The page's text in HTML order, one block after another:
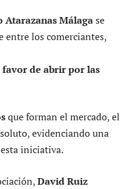
Atarazanas Málagase
entre los comerciantes,
de abrir por las
que forman el mercado, el
evidenciando una
iniciativa.
David Ruiz